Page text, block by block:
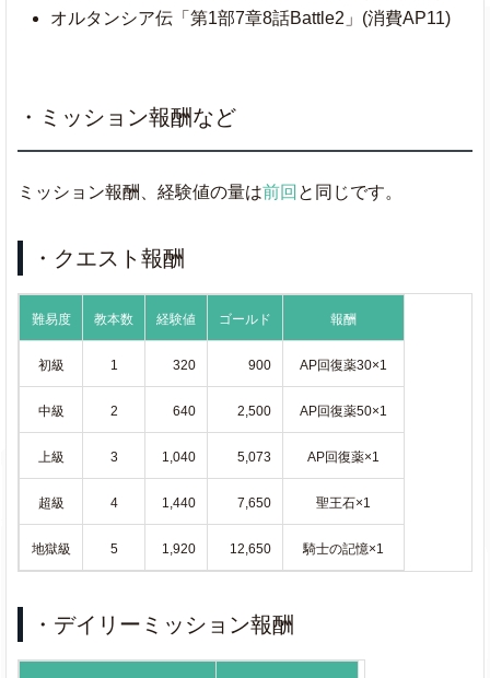
オルタンシア伝「第1部7章8話Battle2」(消費AP11)
・ミッション報酬など
ミッション報酬、経験値の量は前回 と同じです。
・クエスト報酬
難易度 教本数 経験値 ゴールド 報酬
初級 1 320 900 AP回復薬30×1
中級 2 640 2,500 AP回復薬50×1
上級 3 1,040 5,073 AP回復薬×1
超級 4 1,440 7,650 聖王石×1
地獄級 5 1,920 12,650 騎士の記憶×1
・デイリーミッション報酬